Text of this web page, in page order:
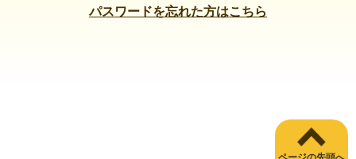
パスワードを忘れた方はこちら